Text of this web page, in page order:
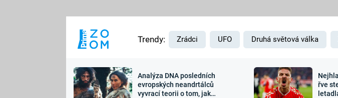
MARS
Výročí
Záhady a
Trendy: Zrádci UFO Druhá světová válka
Analýza DNA posledních
evropských neandrtálců
vyvrací teorii o tom, jak
řve